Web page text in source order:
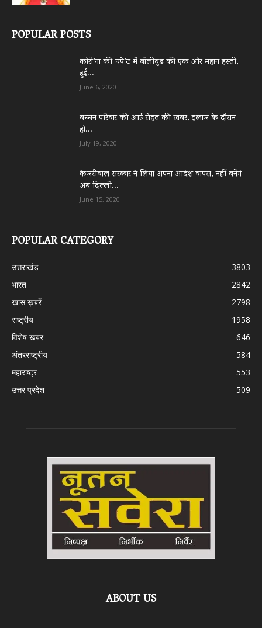
POPULAR POSTS
कोरो’ना की चपे’ट में बॉलीवुड की एक और महान हस्ती,
हुई...
June 6, 2020
बच्चन परिवार की आई सेहत की खबर, इलाज के दौरान
हो...
July 19, 2020
केजरीवाल सरकार ने लिया अपना आदेश वापस, नहीं बनेंगे
अब दिल्ली...
June 15, 2020
POPULAR CATEGORY
उत्तराखंड
3803
भारत
2842
ख़ास ख़बरें
2798
राष्ट्रीय
1958
विशेष खबर
646
अंतरराष्ट्रीय
584
महाराष्ट्र
553
उत्तर प्रदेश
509
ABOUT US